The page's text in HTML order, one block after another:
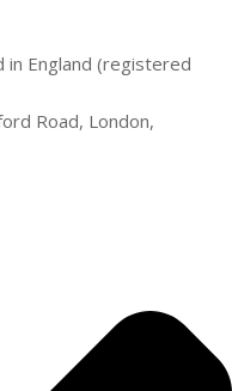
in England (registered
Road, London,